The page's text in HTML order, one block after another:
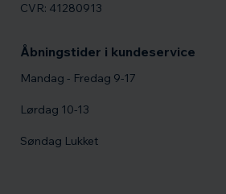
CVR: 41280913
Åbningstider i kundeservice
Mandag - Fredag 9-17
Lørdag 10-13
Søndag Lukket